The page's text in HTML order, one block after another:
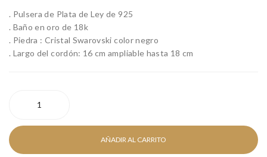
. Pulsera de Plata de Ley de 925
. Baño en oro de 18k
. Piedra : Cristal Swarovski color negro
. Largo del cordón: 16 cm ampliable hasta 18 cm
NEGRA
AÑADIR AL CARRITO